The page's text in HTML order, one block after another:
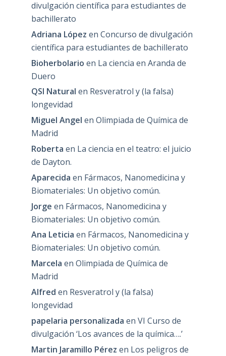
divulgación científica para estudiantes de
bachillerato
Adriana López en Concurso de divulgación
científica para estudiantes de bachillerato
Bioherbolario en La ciencia en Aranda de
Duero
QSI Natural en Resveratrol y (la falsa)
longevidad
Miguel Angel en Olimpiada de Química de
Madrid
Roberta en La ciencia en el teatro: el juicio
de Dayton.
Aparecida en Fármacos, Nanomedicina y
Biomateriales: Un objetivo común.
Jorge en Fármacos, Nanomedicina y
Biomateriales: Un objetivo común.
Ana Leticia en Fármacos, Nanomedicina y
Biomateriales: Un objetivo común.
Marcela en Olimpiada de Química de
Madrid
Alfred en Resveratrol y (la falsa)
longevidad
papelaria personalizada en VI Curso de
divulgación ‘Los avances de la química….’
Martin Jaramillo Pérez en Los peligros de